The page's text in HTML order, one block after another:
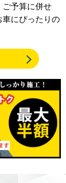
予算に併せ
にぴったりの